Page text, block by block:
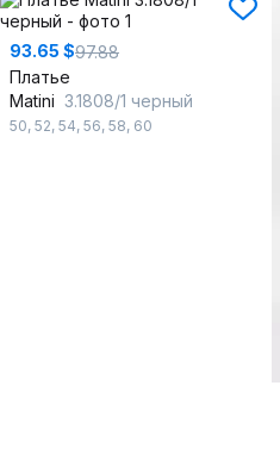
93.65 $97.88
Платье
Matini 3.1808/1 черный
50, 52, 54, 56, 58, 60